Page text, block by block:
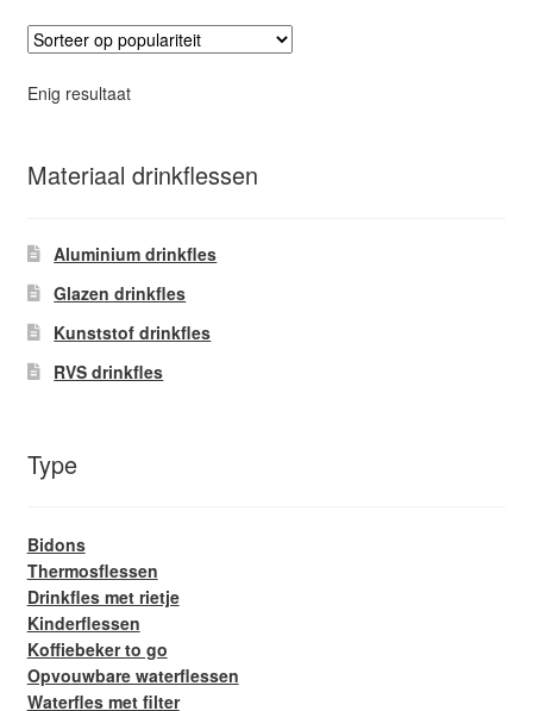
Enig resultaat
Materiaal drinkflessen
Aluminium drinkfles
Glazen drinkfles
Kunststof drinkfles
RVS drinkfles
Type
Bidons
Thermosflessen
Drinkfles met rietje
Kinderflessen
Koffiebeker to go
Opvouwbare waterflessen
Waterfles met filter